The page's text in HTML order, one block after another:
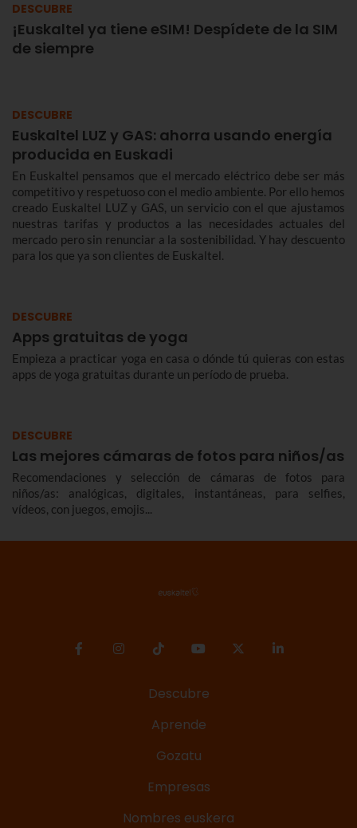
DESCUBRE
¡Euskaltel ya tiene eSIM! Despídete de la SIM
de siempre
DESCUBRE
Euskaltel LUZ y GAS: ahorra usando energía
producida en Euskadi
En Euskaltel pensamos que el mercado eléctrico debe ser más
competitivo y respetuoso con el medio ambiente. Por ello hemos
creado Euskaltel LUZ y GAS, un servicio con el que ajustamos
nuestras tarifas y productos a las necesidades actuales del
mercado pero sin renunciar a la sostenibilidad. Y hay descuento
para los que ya son clientes de Euskaltel.
DESCUBRE
Apps gratuitas de yoga
Empieza a practicar yoga en casa o dónde tú quieras con estas
apps de yoga gratuitas durante un período de prueba.
DESCUBRE
Las mejores cámaras de fotos para niños/as
Recomendaciones y selección de cámaras de fotos para
niños/as: analógicas, digitales, instantáneas, para selfies,
vídeos, con juegos, emojis...
Descubre
Aprende
Gozatu
Empresas
Nombres euskera